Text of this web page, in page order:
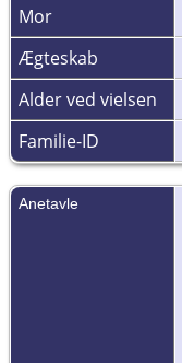
Mor
Ægteskab
Alder ved vielsen
Familie-ID
Anetavle